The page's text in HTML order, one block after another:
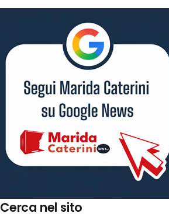
Cerca nel sito